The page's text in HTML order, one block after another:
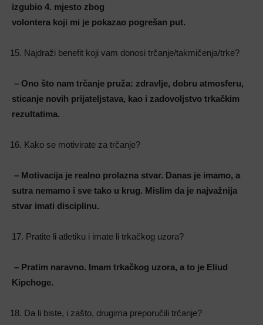
izgubio 4. mjesto zbog
volontera koji mi je pokazao pogrešan put.
Najdraži benefit koji vam donosi trčanje/takmičenja/trke?
– Ono što nam trčanje pruža: zdravlje, dobru atmosferu,
sticanje novih prijateljstava, kao i zadovoljstvo trkačkim
rezultatima.
Kako se motivirate za trčanje?
– Motivacija je realno prolazna stvar. Danas je imamo, a
sutra nemamo i sve tako u krug. Mislim da je najvažnija
stvar imati disciplinu.
17. Pratite li atletiku i imate li trkačkog uzora?
– Pratim naravno. Imam trkačkog uzora, a to je Eliud
Kipchoge.
Da li biste, i zašto, drugima preporučili trčanje?